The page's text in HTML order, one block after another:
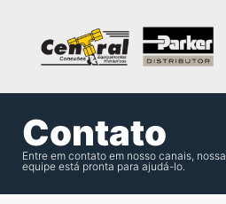
Contato
Entre em contato em nosso canais, nossa
equipe está pronta para ajudá-lo.